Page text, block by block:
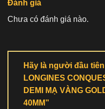
Đánh giá
Chưa có đánh giá nào.
Hãy là người đầu
LONGINES
DEMI MẠ VÀNG
40MM”